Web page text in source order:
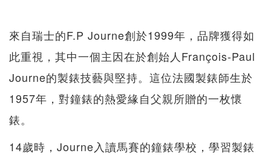
來自瑞士的F.P Journe創於1999年，品牌獲得如
此重視，其中一個主因在於創始人François-Paul
Journe的製錶技藝與堅持。這位法國製錶師生於
1957年，對鐘錶的熱愛緣自父親所贈的一枚懷
錶。
14歲時，Journe入讀馬賽的鐘錶學校，學習製錶